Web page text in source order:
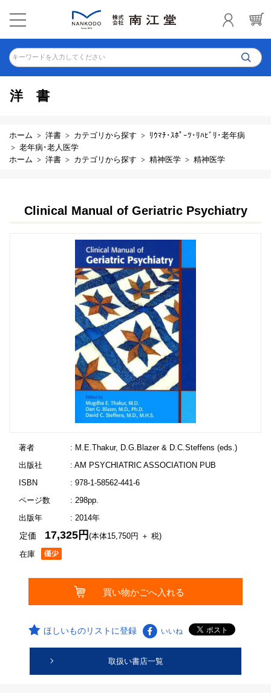
キーワードを入力してください
洋書
ホーム 洋書 カテゴリから探す
ﾘｳﾏﾁ･ｽﾎﾟｰﾂ･ﾘﾊﾋﾞﾘ･老年病
老年病･老人医学
ホーム
洋書 カテゴリから探す 精神医学 精神医学
Clinical Manual of Geriatric Psychiatry
著者
: M.E.Thakur, D.G.Blazer & D.C.Steffens (eds.)
出版社
: AM PSYCHIATRIC ASSOCIATION PUB
ISBN
: 978-1-58562-441-6
ページ数
: 298pp.
出版年
: 2014年
在庫
定価 17,325円(本体15,750円 ＋ 税)
ほしいものリストに登録 いいね
取扱い書店一覧